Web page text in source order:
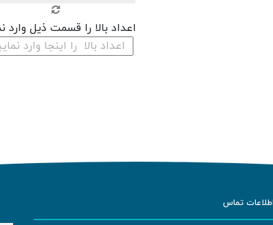
اعداد بالا را قسمت ذیل وارد
اطلاعات تماس